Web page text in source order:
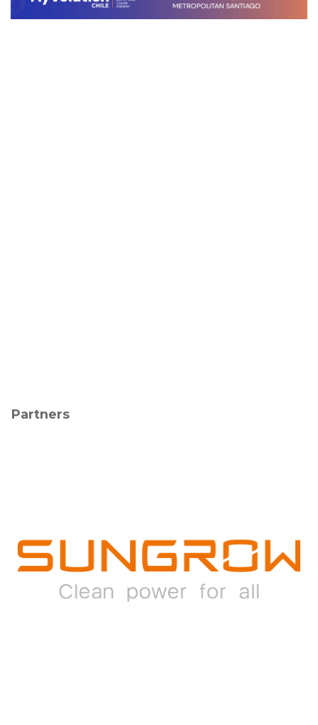
Partners